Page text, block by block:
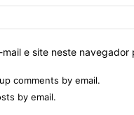
mail e site neste
comments by email.
by email.